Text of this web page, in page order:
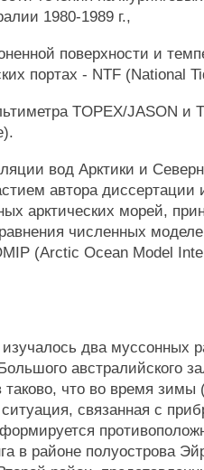
1980-1989 г.,
поверхности и
портах - NTF (National
TOPEX/JASON
вод Арктики и
автора диссертации
арктических морей,
численных
(Arctic Ocean Model
два муссонных
австралийского
таково, что во время зимы
связанная с
в районе полуострова